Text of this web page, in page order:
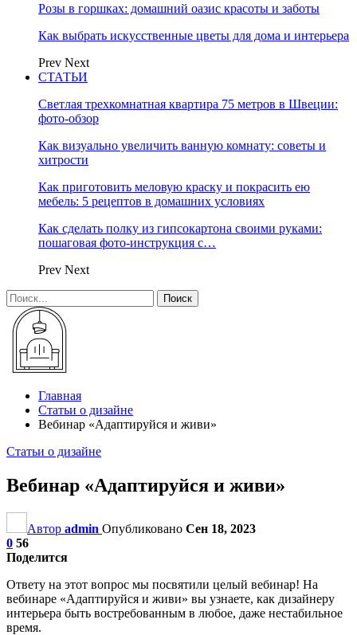
Розы в горшках: домашний оазис красоты и заботы
Как выбрать искусственные цветы для дома и интерьера
Prev Next
СТАТЬИ
Светлая трехкомнатная квартира 75 метров в Швеции:
фото-обзор
Как визуально увеличить ванную комнату: советы и
хитрости
Как приготовить меловую краску и покрасить ею
мебель: 5 рецептов в домашних условиях
Как сделать полку из гипсокартона своими руками:
пошаговая фото-инструкция с…
Prev Next
Главная
Статьи о дизайне
Вебинар «Адаптируйся и живи»
Статьи о дизайне
Вебинар «Адаптируйся и живи»
Автор admin Опубликовано Сен 18, 2023
0 56
Поделится
Ответу на этот вопрос мы посвятили целый вебинар! На
вебинаре «Адаптируйся и живи» вы узнаете, как дизайнеру
интерьера быть востребованным в любое, даже нестабильное
время.